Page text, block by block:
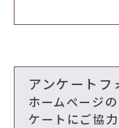
アンケートフ
ホームページ
ケートにご協